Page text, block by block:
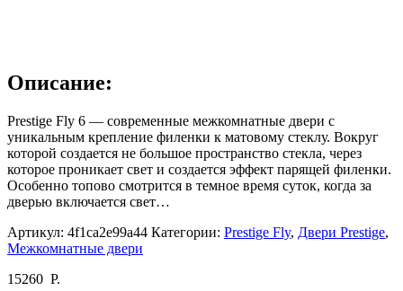
Описание:
Prestige Fly 6 — современные межкомнатные двери с
уникальным крепление филенки к матовому стеклу. Вокруг
которой создается не большое пространство стекла, через
которое проникает свет и создается эффект парящей филенки.
Особенно топово смотрится в темное время суток, когда за
дверью включается свет…
Артикул: 4f1ca2e99a44 Категории: Prestige Fly, Двери Prestige,
Межкомнатные двери
15260 Р.